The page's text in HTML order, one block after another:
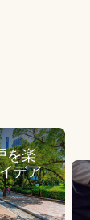
を楽
デア